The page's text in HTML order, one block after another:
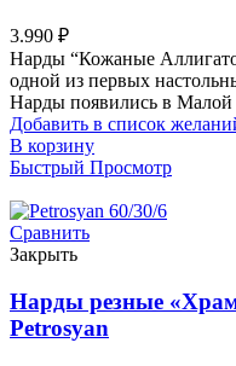
3.990 ₽
Нарды “Кожаные
одной из первых
Нарды появились в
Добавить в список
В корзину
Быстрый Просмотр
Сравнить
Закрыть
Нарды резные
Petrosyan